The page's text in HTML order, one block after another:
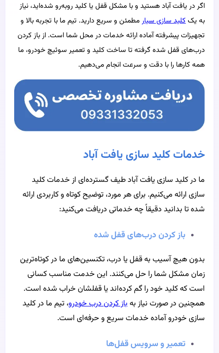
اگر در یافت آباد هستید و با مشکل قفل یا کلید روبه‌رو شده‌اید، نیاز
به یککلید سازی سیار مطمئن و سریع دارید. تیم ما با تجربه بالا و
تجهیزات پیشرفته آماده ارائه خدمات در محل شما است. از باز کردن
درب‌های قفل شده گرفته تا ساخت کلید و تعمیر سوئیچ خودرو، ما
همه کارها را با دقت و سرعت انجام می‌دهیم.
خدمات کلید سازی یافت آباد
ما در کلید سازی یافت آباد طیف گسترده‌ای از خدمات کلید
سازی ارائه می‌کنیم. برای هر مورد، توضیح کوتاه و کاربردی ارائه
شده تا بدانید دقیقاً چه خدماتی دریافت می‌کنید:
باز کردن درب‌های قفل شده
بدون هیچ آسیب به قفل یا درب، تکنسین‌های ما در کوتاه‌ترین
زمان مشکل شما را حل می‌کنند. این خدمت مناسب کسانی
است که کلید خود را گم کرده‌اند یا قفلشان خراب شده است.
همچنین در صورت نیاز بهباز کردن درب خودرو، تیم ما در کلید
سازی خودرو آماده خدمات سریع و حرفه‌ای است.
تعمیر و سرویس قفل‌ها